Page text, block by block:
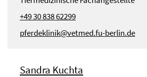
+49 30 838 62299
pferdeklinik@vetmed.fu-berlin.de
Sandra Kuchta